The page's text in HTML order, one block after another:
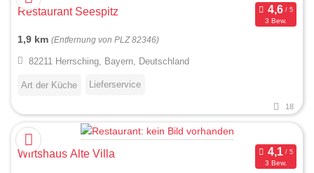
Restaurant Seespitz
3 Bew.
1,9 km (Entfernung von PLZ 82346)
82211 Herrsching, Bayern, Deutschland
Art der Küche Lieferservice
18
Wirtshaus Alte Villa
3 Bew.